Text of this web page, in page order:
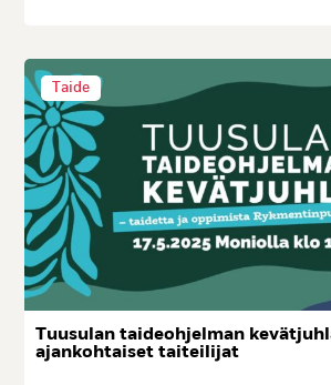
Taide
Tuu­su­lan tai­deoh­jel­man
ajan­koh­tai­set tai­tei­li­jat